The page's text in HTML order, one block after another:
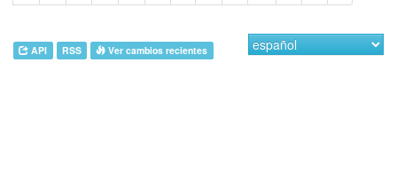
API RSS Ver cambios recientes